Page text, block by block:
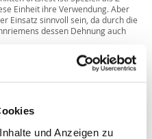
und Anzeigen zu
Einheit ihre Verwendung. Aber
Einsatz sinnvoll sein, da durch die
dessen Dehnung auch